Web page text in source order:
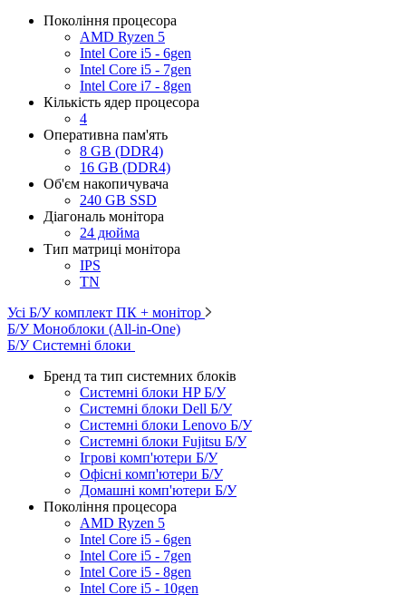
Покоління процесора
AMD Ryzen 5
Intel Core i5 - 6gen
Intel Core i5 - 7gen
Intel Core i7 - 8gen
Кількість ядер процесора
4
Оперативна пам'ять
8 GB (DDR4)
16 GB (DDR4)
Об'єм накопичувача
240 GB SSD
Діагональ монітора
24 дюйма
Тип матриці монітора
IPS
TN
Усі Б/У комплект ПК + монітор
Б/У Моноблоки (All-in-One)
Б/У Системні блоки
Бренд та тип системних блоків
Системні блоки HP Б/У
Системні блоки Dell Б/У
Системні блоки Lenovo Б/У
Системні блоки Fujitsu Б/У
Ігрові комп'ютери Б/У
Офісні комп'ютери Б/У
Домашні комп'ютери Б/У
Покоління процесора
AMD Ryzen 5
Intel Core i5 - 6gen
Intel Core i5 - 7gen
Intel Core i5 - 8gen
Intel Core i5 - 10gen